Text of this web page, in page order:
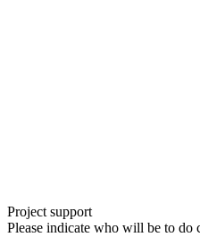
Project support
Please indicate who will be to do